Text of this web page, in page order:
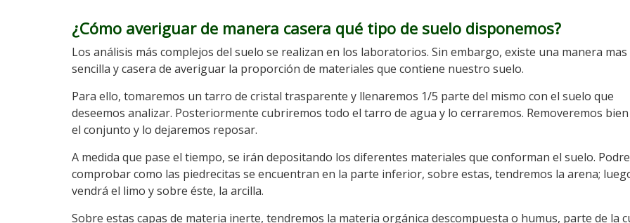
¿Cómo averiguar de manera casera qué tipo de suelo disponemos?
Los análisis más complejos del suelo se realizan en los laboratorios. Sin embargo, existe una manera mas
sencilla y casera de averiguar la proporción de materiales que contiene nuestro suelo.
Para ello, tomaremos un tarro de cristal trasparente y llenaremos 1/5 parte del mismo con el suelo que
deseemos analizar. Posteriormente cubriremos todo el tarro de agua y lo cerraremos. Removeremos
el conjunto y lo dejaremos reposar.
A medida que pase el tiempo, se irán depositando los diferentes materiales que conforman el suelo.
comprobar como las piedrecitas se encuentran en la parte inferior, sobre estas, tendremos la arena;
vendrá el limo y sobre éste, la arcilla.
Sobre estas capas de materia inerte, tendremos la materia orgánica descompuesta o humus, parte de la